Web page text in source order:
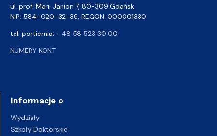
ul. prof. Marii Janion 7, 80-309 Gdańsk
NIP: 584-020-32-39, REGON: 000001330
tel. portiernia: + 48 58 523 30 00
NUMERY KONT
Informacje o
Wydziały
Szkoły Doktorskie